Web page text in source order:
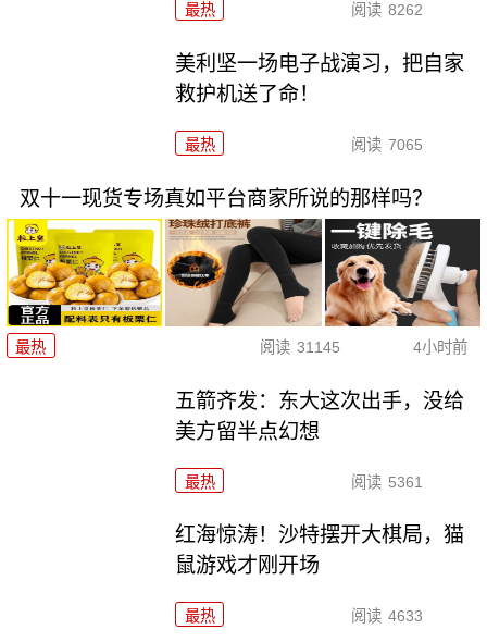
最热 阅读 8262
美利坚一场电子战演习，把自家
救护机送了命！
最热 阅读 7065
双十一现货专场真如平台商家所说的那样吗？
最热 阅读 31145 4小时前
五箭齐发：东大这次出手，没给
美方留半点幻想
最热 阅读 5361
红海惊涛！沙特摆开大棋局，猫
鼠游戏才刚开场
最热 阅读 4633